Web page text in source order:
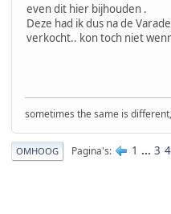
even dit hier bijhouden .
Deze had ik dus na de
verkocht.. kon toch niet
sometimes the same is
OMHOOG Pagina's 1 ... 3 4